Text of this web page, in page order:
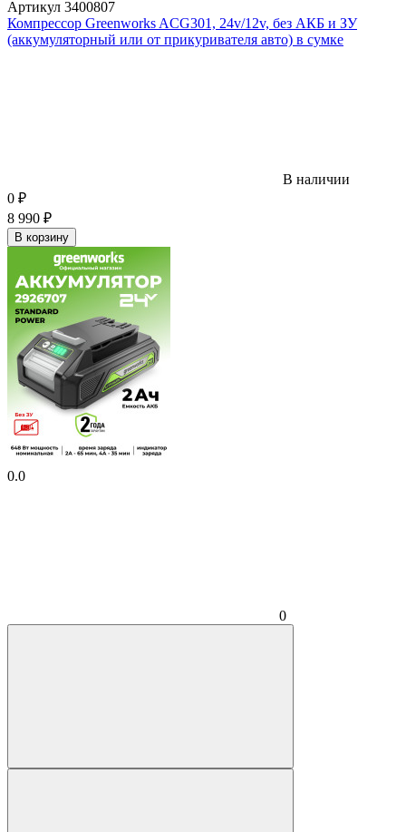
Артикул 3400807
Компрессор Greenworks ACG301, 24v/12v, без АКБ и ЗУ
(аккумуляторный или от прикуривателя авто) в сумке
В наличии
0 ₽
8 990 ₽
В корзину
0.0
0